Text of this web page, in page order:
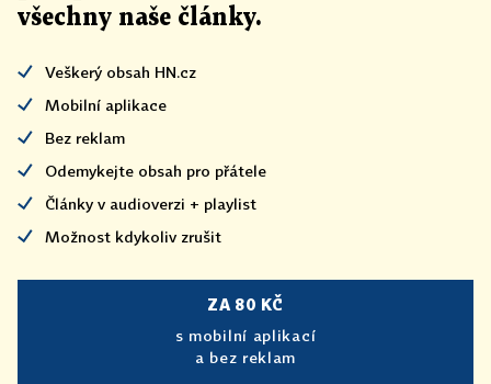
všechny naše články.
Veškerý obsah HN.cz
Mobilní aplikace
Bez reklam
Odemykejte obsah pro přátele
Články v audioverzi + playlist
Možnost kdykoliv zrušit
ZA 80 KČ
s mobilní aplikací
a bez reklam